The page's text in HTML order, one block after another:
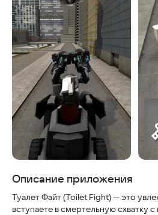
Описание приложения
Туалет Файт (Toilet Fight) — это
вступаете в смертельную схватку